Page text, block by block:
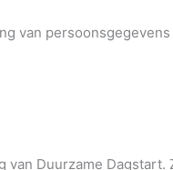
van
Duurzame